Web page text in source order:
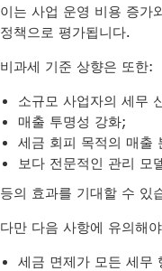
이는 사업 운영 비용 증가
정책으로 평가됩니다.
비과세 기준 상향은 또한:
소규모 사업자의 세무
매출 투명성 강화;
세금 회피 목적의 매출
보다 전문적인 관리 모
등의 효과를 기대할 수 있
다만 다음 사항에 유의해
세금 면제가 모든 세무